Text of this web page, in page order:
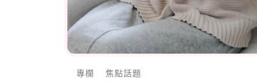
專欄 焦點話題